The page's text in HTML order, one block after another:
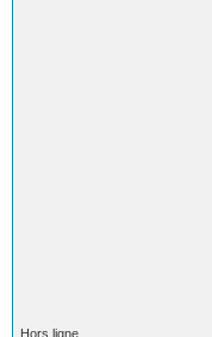
Hors ligne